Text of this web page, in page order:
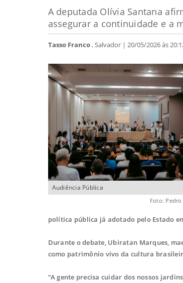
A deputada Olívia Santana
assegurar a continuidade e a
Tasso Franco, Salvador | 20/05/2026 às
Audiência Pública
Foto: Pedro
política pública já adotado pelo Estado
Durante o debate, Ubiratan Marques,
como patrimônio vivo da cultura
“A gente precisa cuidar dos nossos